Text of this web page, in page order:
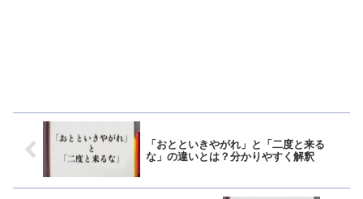
「おとといきやがれ」と「二度と来る
な」の違いとは？分かりやすく解釈